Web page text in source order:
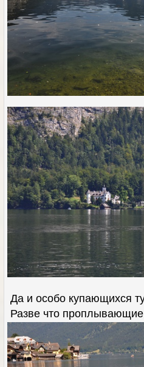
Да и особо купающихся
Разве что